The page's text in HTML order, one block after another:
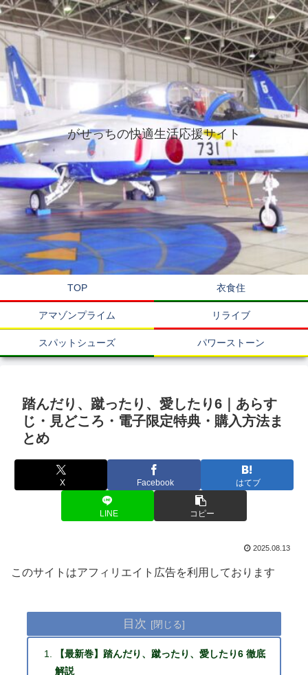
がせっちの快適生活応援サイト
TOP 衣食住
アマゾンプライム リライブ
スパットシューズ パワーストーン
踏んだり、蹴ったり、愛したり6｜あらす
じ・見どころ・電子限定特典・購入方法ま
とめ
X Facebook はてブ
LINE コピー
2025.08.13
このサイトはアフィリエイト広告を利用しております
目次
【最新巻】踏んだり、蹴ったり、愛したり6 徹底
解説